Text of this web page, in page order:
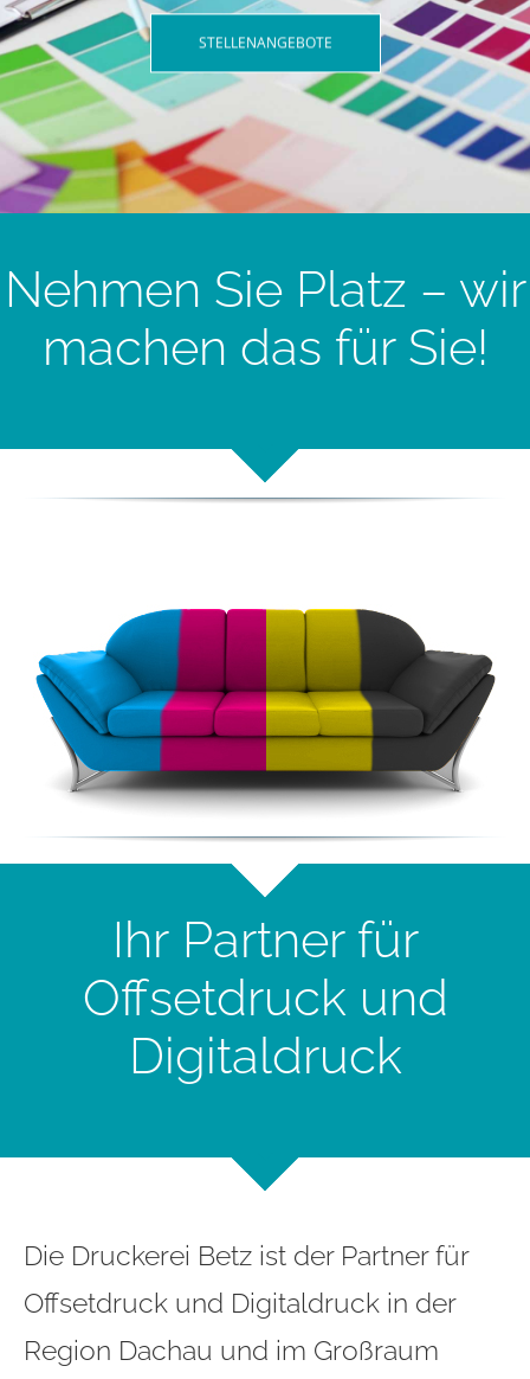
STELLENANGEBOTE
Nehmen Sie Platz – wir
machen das für Sie!
Ihr Partner für
Offsetdruck und
Digitaldruck
Die Druckerei Betz ist der Partner für
Offsetdruck und Digitaldruck in der
Region Dachau und im Großraum